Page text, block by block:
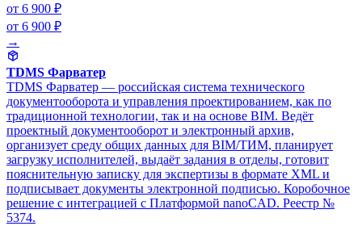
от 6 900 ₽
от 6 900 ₽
→
TDMS Фарватер
TDMS Фарватер — российская система технического
документооборота и управления проектированием, как по
традиционной технологии, так и на основе BIM. Ведёт
проектный документооборот и электронный архив,
организует среду общих данных для BIM/ТИМ, планирует
загрузку исполнителей, выдаёт задания в отделы, готовит
пояснительную записку для экспертизы в формате XML и
подписывает документы электронной подписью. Коробочное
решение с интеграцией с Платформой nanoCAD. Реестр №
5374.